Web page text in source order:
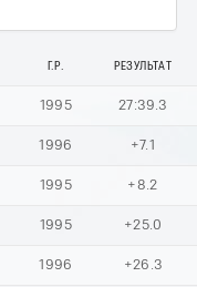
Г.Р. РЕЗУЛЬТАТ
1995 27:39.3
1996 +7.1
1995 +8.2
1995 +25.0
1996 +26.3